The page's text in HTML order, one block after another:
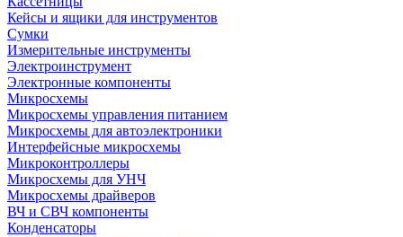
Кейсы и ящики для инструментов
Сумки
Измерительные инструменты
Электроинструмент
Электронные компоненты
Микросхемы
Микросхемы управления питанием
Микросхемы для автоэлектроники
Интерфейсные микросхемы
Микроконтроллеры
Микросхемы для УНЧ
Микросхемы драйверов
ВЧ и СВЧ компоненты
Конденсаторы